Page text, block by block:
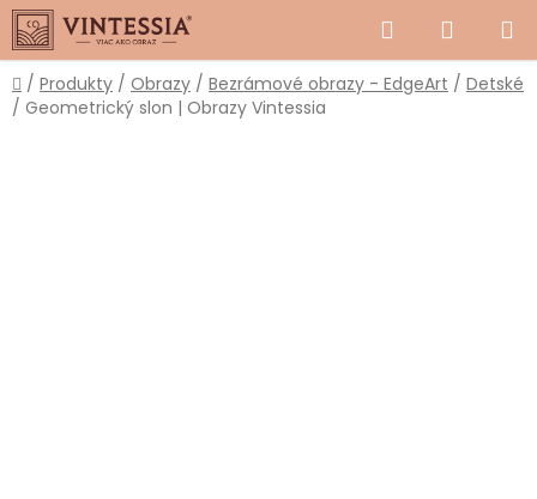
Prejsť
na
obsah
Hľadať
KOŠÍK
Domov
/ Produkty / Obrazy / Bezrámové obrazy - EdgeArt / Detské
/ Geometrický slon | Obrazy Vintessia